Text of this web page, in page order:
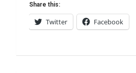
Share this:
Twitter Facebook